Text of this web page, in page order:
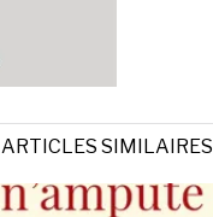
ARTICLES SIMILAIRES